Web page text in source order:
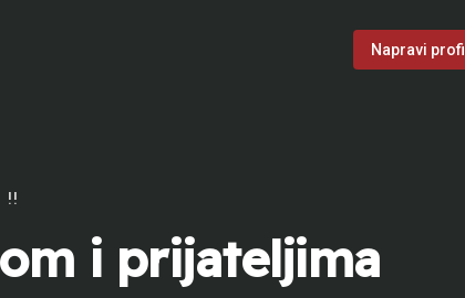
Napravi profil
!!
i prijateljima